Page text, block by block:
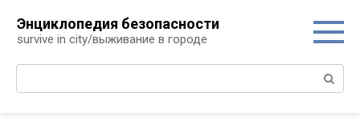
контенту
Энциклопедия безопасности
survive in city/выживание в городе
Поиск: